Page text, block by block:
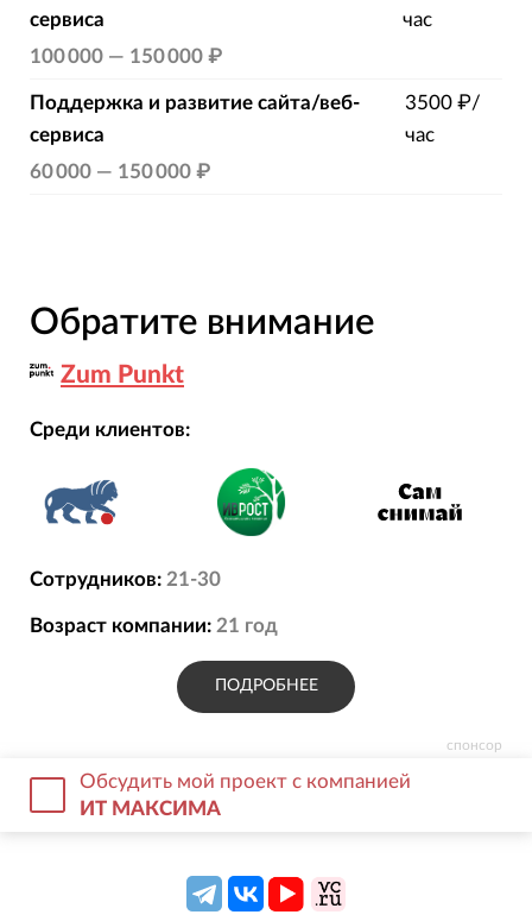
сервиса
час
100 000— 150 000 ₽
Поддержка и развитие сайта/веб-
сервиса
3500 ₽/
час
60 000— 150 000 ₽
спонсор
Обратите внимание
Zum Punkt
Среди клиентов:
Сотрудников: 21-30
Возраст компании: 21 год
ПОДРОБНЕЕ
Обсудить мой проект с компанией
ИТ МАКСИМА